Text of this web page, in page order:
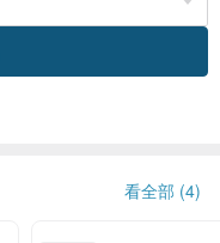
看全部 (4)